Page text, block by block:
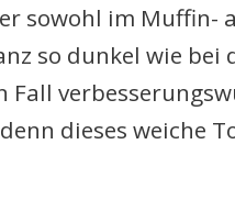
sowohl im Muffin-
so dunkel wie bei
dieses weiche